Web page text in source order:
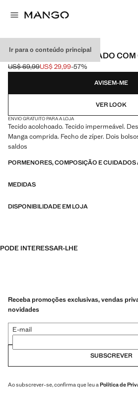
Ir para o conteúdo principal
ANORAQUE ACOLCHOADO
Preço inicial riscado [US$ 69,99 ]
US$ 69,99
Preço atual [US$ 29,99 ]
US$ 29,99-57%
Selecione uma cor
AVISEM-ME
VER LOOK
ENVIO GRATUITO PARA A LOJA
Tecido acolchoado. Tecido impermeável.
Manga comprida. Fecho de zíper. Dois
saldos
PORMENORES, COMPOSIÇÃO E CUIDADOS
MEDIDAS
DISPONIBILIDADE EM LOJA
PODE INTERESSAR-LHE
Receba promoções exclusivas, vendas
novidades
E-mail
SUBSCREVER
Ao subscrever-se, confirma que leu a Política de